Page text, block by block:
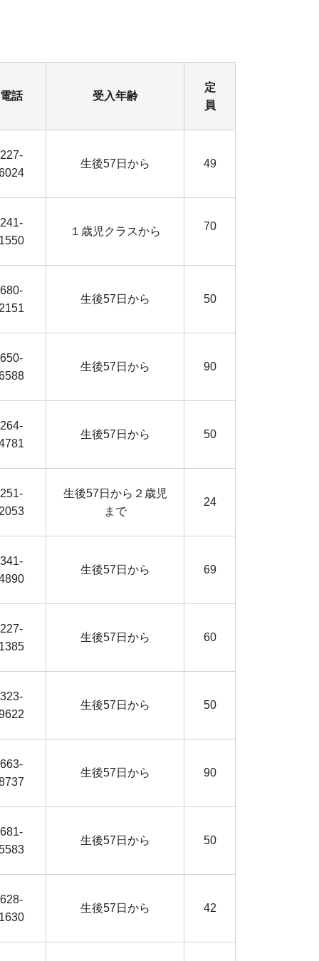
電話 受入年齢
定
員
227-
生後57日から 49
241-
１歳児クラスから 70
680-
生後57日から 50
650-
生後57日から 90
264-
生後57日から 50
251-
生後57日から２歳児
まで
24
341-
生後57日から 69
227-
生後57日から 60
323-
生後57日から 50
663-
生後57日から 90
681-
生後57日から 50
628-
生後57日から 42